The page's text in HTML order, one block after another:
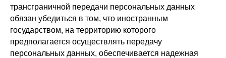
трансграничной передачи персональных данных
обязан убедиться в том, что иностранным
государством, на территорию которого
предполагается осуществлять передачу
персональных данных, обеспечивается надежная